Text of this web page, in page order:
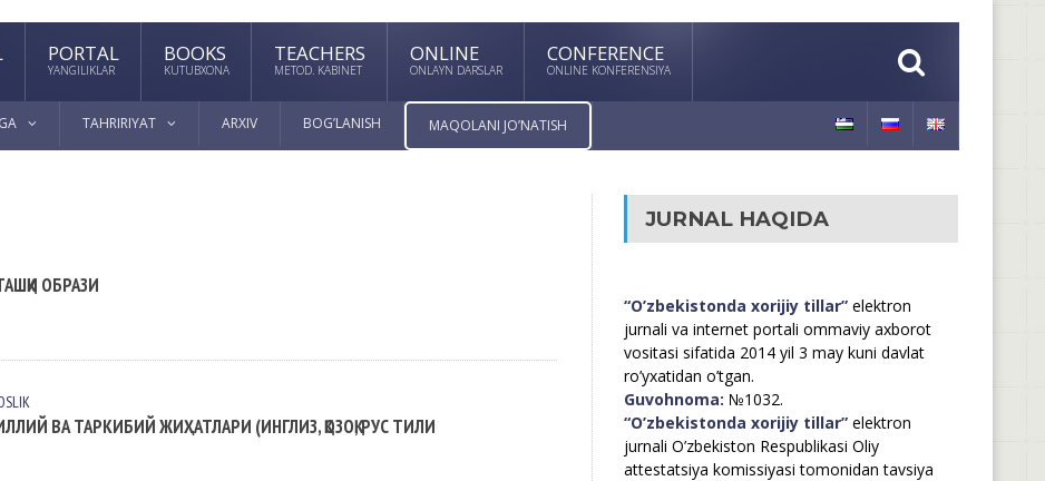
PORTAL
YANGILIKLAR
BOOKS
KUTUBXONA
TEACHERS
METOD. KABINET
ONLINE
ONLAYN DARSLAR
CONFERENCE
ONLINE KONFERENSIYA
TAHRIRIYAT ARXIV BOG’LANISH MAQOLANI JO’NATISH
ОБРАЗИ
ВА ТАРКИБИЙ ЖИҲАТЛАРИ (ИНГЛИЗ, ҚОЗОҚ, РУС ТИЛИ
JURNAL HAQIDA
“O’zbekistonda xorijiy tillar”elektron
jurnali va internet portali ommaviy axborot
vositasi sifatida 2014 yil 3 may kuni davlat
ro’yxatidan o’tgan.
Guvohnoma: №1032.
“O’zbekistonda xorijiy tillar”elektron
jurnali O’zbekiston Respublikasi Oliy
attestatsiya komissiyasi tomonidan tavsiya